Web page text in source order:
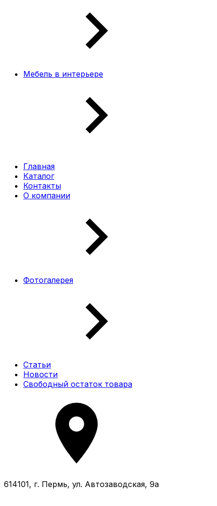
Мебель в интерьере
Главная
Каталог
Контакты
О компании
Фотогалерея
Статьи
Новости
Свободный остаток товара
614101, г. Пермь, ул. Автозаводская, 9а